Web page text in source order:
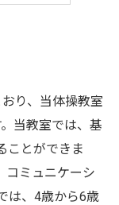
り、当体操教室
当教室では、基
ことができま
コミュニケーシ
は、4歳から6歳